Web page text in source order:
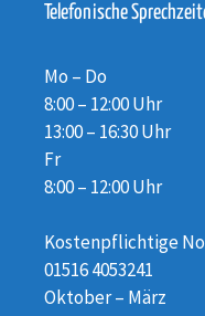
Telefonische
Mo – Do
8:00 – 12:00 Uhr
13:00 – 16:30 Uhr
Fr
8:00 – 12:00 Uhr
Kostenpflichtige
01516 4053241
Oktober – März